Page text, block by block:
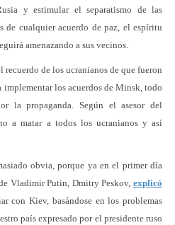
y estimular el separatismo de las
de cualquier acuerdo de paz, el espíritu
amenazando a sus vecinos.
de los ucranianos de que fueron
implementar los acuerdos de Minsk, todo
la propaganda. Según el asesor del
a matar a todos los ucranianos y así
obvia, porque ya en el primer día
Vladimir Putin, Dmitry Peskov, explicó
con Kiev, basándose en los problemas
país expresado por el presidente ruso